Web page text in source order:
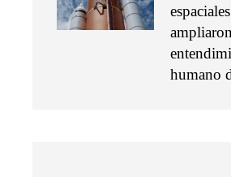
humano